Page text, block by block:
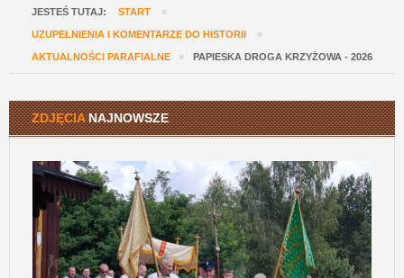
JESTEŚ TUTAJ: START »
UZUPEŁNIENIA I KOMENTARZE DO HISTORII »
AKTUALNOŚCI PARAFIALNE » PAPIESKA DROGA KRZYŻOWA - 2026
ZDJĘCIANAJNOWSZE